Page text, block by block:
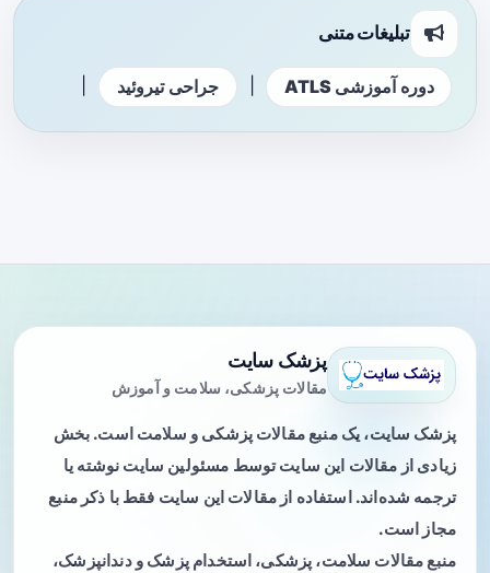
تبلیغات متنی
دوره آموزشی ATLS جراحی تیروئید
پزشک سایت
مقالات پزشکی، سلامت و آموزش
پزشک سایت، یک منبع مقالات پزشکی و سلامت است. بخش
زیادی از مقالات این سایت توسط مسئولین سایت نوشته یا
ترجمه شده‌اند. استفاده از مقالات این سایت فقط با ذکر منبع
مجاز است.
منبع مقالات سلامت، پزشکی، استخدام پزشک و دندانپزشک،